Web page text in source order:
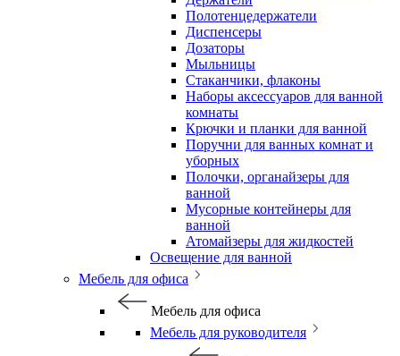
Полотенцедержатели
Диспенсеры
Дозаторы
Мыльницы
Стаканчики, флаконы
Наборы аксессуаров для ванной
комнаты
Крючки и планки для ванной
Поручни для ванных комнат и
уборных
Полочки, органайзеры для
ванной
Мусорные контейнеры для
ванной
Атомайзеры для жидкостей
Освещение для ванной
Мебель для офиса
Мебель для офиса
Мебель для руководителя